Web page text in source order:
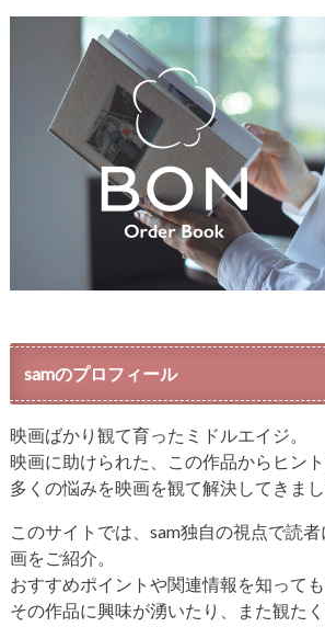
samのプロフィール
映画ばかり観て育ったミドルエイジ。
映画に助けられた、この作品からヒン
多くの悩みを映画を観て解決してきまし
このサイトでは、sam独自の視点で読
画をご紹介。
おすすめポイントや関連情報を知って
その作品に興味が湧いたり、また観た